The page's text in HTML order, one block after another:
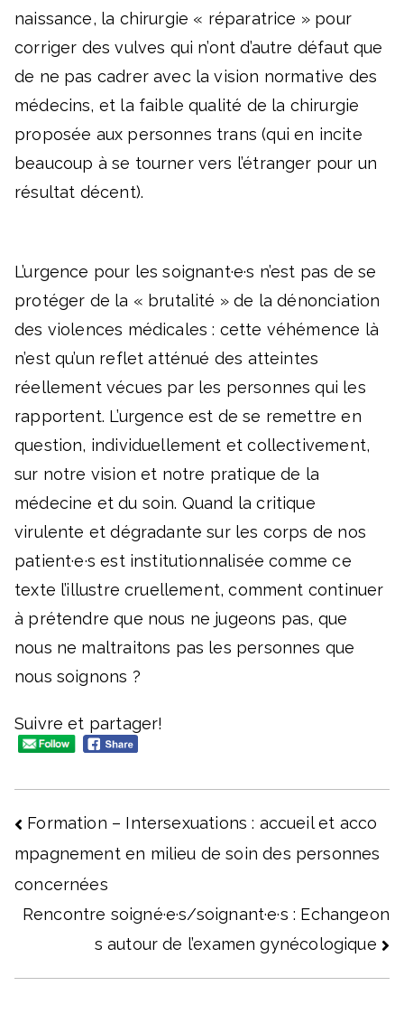
naissance, la chirurgie « réparatrice » pour
corriger des vulves qui n’ont d’autre défaut que
de ne pas cadrer avec la vision normative des
médecins, et la faible qualité de la chirurgie
proposée aux personnes trans (qui en incite
beaucoup à se tourner vers l’étranger pour un
résultat décent).
L’urgence pour les soignant·e·s n’est pas de se
protéger de la « brutalité » de la dénonciation
des violences médicales : cette véhémence là
n’est qu’un reflet atténué des atteintes
réellement vécues par les personnes qui les
rapportent. L’urgence est de se remettre en
question, individuellement et collectivement,
sur notre vision et notre pratique de la
médecine et du soin. Quand la critique
virulente et dégradante sur les corps de nos
patient·e·s est institutionnalisée comme ce
texte l’illustre cruellement, comment continuer
à prétendre que nous ne jugeons pas, que
nous ne maltraitons pas les personnes que
nous soignons ?
Suivre et partager!
Navigation
de
l’article
Formation – Intersexuations : accueil et acco
mpagnement en milieu de soin des personnes
concernées
Rencontre soigné·e·s/soignant·e·s : Echangeon
s autour de l’examen gynécologique